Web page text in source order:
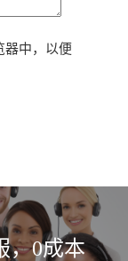
器中，以便
，0成本